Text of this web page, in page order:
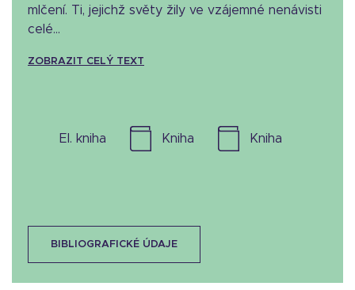
mlčení. Ti, jejichž světy žily ve vzájemné nenávisti
celé...
ZOBRAZIT CELÝ TEXT
el. kniha kniha kniha
BIBLIOGRAFICKÉ ÚDAJE